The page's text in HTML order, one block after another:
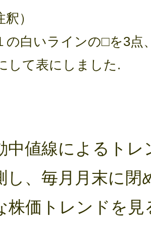
）
の白いラインの□を3
して表にしました.
中値線によるト
し、毎月月末に
株価トレンドを